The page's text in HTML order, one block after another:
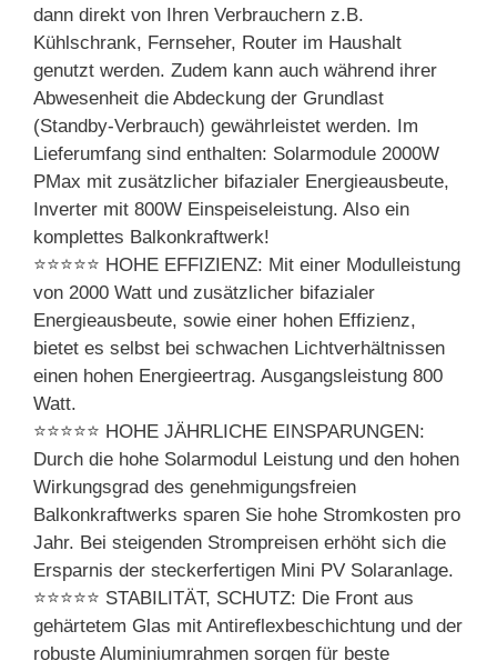
dann direkt von Ihren Verbrauchern z.B.
Kühlschrank, Fernseher, Router im Haushalt
genutzt werden. Zudem kann auch während ihrer
Abwesenheit die Abdeckung der Grundlast
(Standby-Verbrauch) gewährleistet werden. Im
Lieferumfang sind enthalten: Solarmodule 2000W
PMax mit zusätzlicher bifazialer Energieausbeute,
Inverter mit 800W Einspeiseleistung. Also ein
komplettes Balkonkraftwerk!
⭐⭐⭐⭐⭐ HOHE EFFIZIENZ: Mit einer Modulleistung
von 2000 Watt und zusätzlicher bifazialer
Energieausbeute, sowie einer hohen Effizienz,
bietet es selbst bei schwachen Lichtverhältnissen
einen hohen Energieertrag. Ausgangsleistung 800
Watt.
⭐⭐⭐⭐⭐ HOHE JÄHRLICHE EINSPARUNGEN:
Durch die hohe Solarmodul Leistung und den hohen
Wirkungsgrad des genehmigungsfreien
Balkonkraftwerks sparen Sie hohe Stromkosten pro
Jahr. Bei steigenden Strompreisen erhöht sich die
Ersparnis der steckerfertigen Mini PV Solaranlage.
⭐⭐⭐⭐⭐ STABILITÄT, SCHUTZ: Die Front aus
gehärtetem Glas mit Antireflexbeschichtung und der
robuste Aluminiumrahmen sorgen für beste